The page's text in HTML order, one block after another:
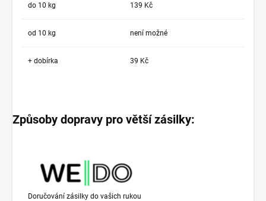
do 10 kg 139 Kč
od 10 kg není možné
+ dobírka 39 Kč
Způsoby dopravy pro větší zásilky:
Doručování zásilky do vašich rukou